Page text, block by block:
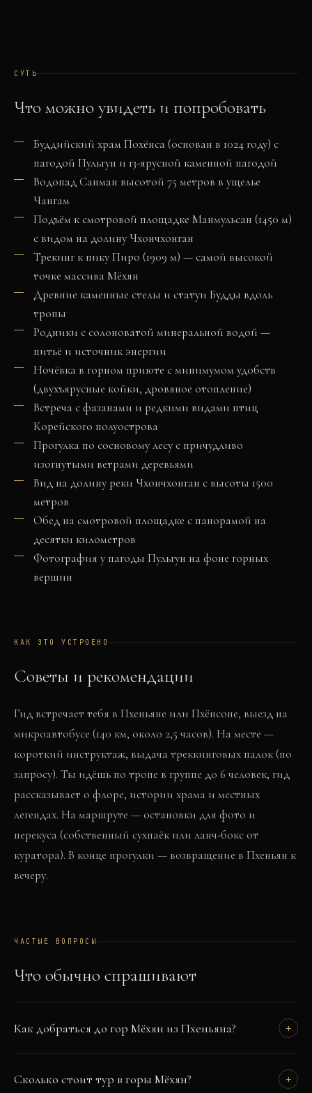
СУТЬ
Что можно увидеть и попробовать
Буддийский храм Похёнса (основан в 1024 году) с
пагодой Пульгун и 13-ярусной каменной пагодой
Водопад Санман высотой 75 метров в ущелье
Чангам
Подъём к смотровой площадке Манмульсан (1450 м)
с видом на долину Чхончхонган
Трекинг к пику Пиро (1909 м) — самой высокой
точке массива Мёхян
Древние каменные стелы и статуи Будды вдоль
тропы
Родники с солоноватой минеральной водой —
питьё и источник энергии
Ночёвка в горном приюте с минимумом удобств
(двухъярусные койки, дровяное отопление)
Встреча с фазанами и редкими видами птиц
Корейского полуострова
Прогулка по сосновому лесу с причудливо
изогнутыми ветрами деревьями
Вид на долину реки Чхончхонган с высоты 1500
метров
Обед на смотровой площадке с панорамой на
десятки километров
Фотография у пагоды Пульгун на фоне горных
вершин
КАК ЭТО УСТРОЕНО
Советы и рекомендации
Гид встречает тебя в Пхеньяне или Пхёнсоне, выезд на
микроавтобусе (140 км, около 2,5 часов). На месте —
короткий инструктаж, выдача треккинговых палок (по
запросу). Ты идёшь по тропе в группе до 6 человек, гид
рассказывает о флоре, истории храма и местных
легендах. На маршруте — остановки для фото и
перекуса (собственный сухпаёк или ланч-бокс от
куратора). В конце прогулки — возвращение в Пхеньян к
вечеру.
ЧАСТЫЕ ВОПРОСЫ
Что обычно спрашивают
Как добраться до гор Мёхян из Пхеньяна? +
Сколько стоит тур в горы Мёхян? +